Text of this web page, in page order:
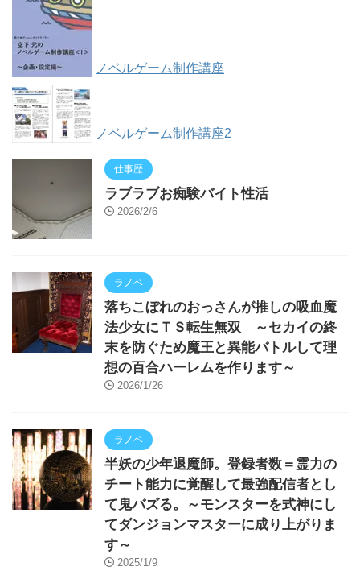
ノベルゲーム制作講座
ノベルゲーム制作講座2
仕事歴
ラブラブお痴験バイト性活
2026/2/6
ラノベ
落ちこぼれのおっさんが推しの吸血魔
法少女にＴＳ転生無双 ～セカイの終
末を防ぐため魔王と異能バトルして理
想の百合ハーレムを作ります～
2026/1/26
ラノベ
半妖の少年退魔師。登録者数＝霊力の
チート能力に覚醒して最強配信者とし
て鬼バズる。～モンスターを式神にし
てダンジョンマスターに成り上がりま
す～
2025/1/9